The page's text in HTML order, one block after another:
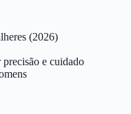
(2026)
precisão e cuidado